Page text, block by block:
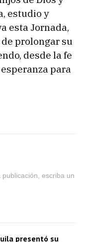
estudio y
esta Jornada,
prolongar su
desde la fe
para
escriba un
presentó su